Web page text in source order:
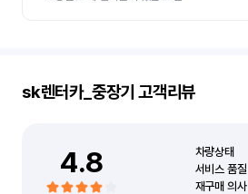
sk렌터카_중장기 고객리뷰
4.8 차량상태
서비스 품질
재구매 의사